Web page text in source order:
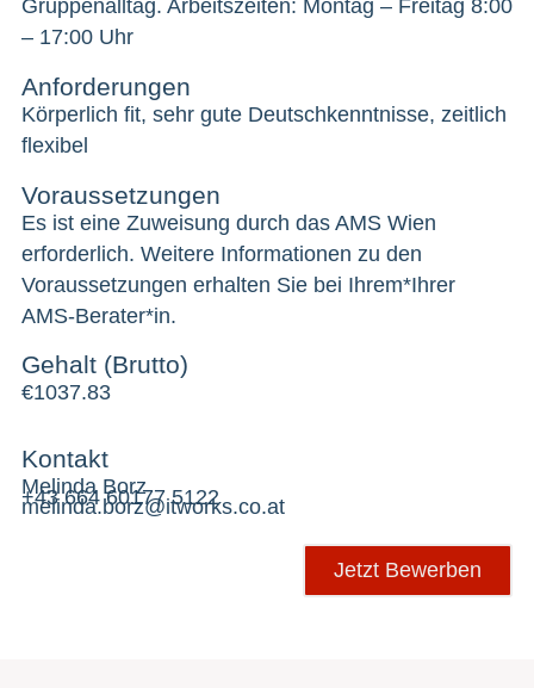
Gruppenalltag. Arbeitszeiten: Montag – Freitag 8:00
– 17:00 Uhr
Anforderungen
Körperlich fit, sehr gute Deutschkenntnisse, zeitlich
flexibel
Voraussetzungen
Es ist eine Zuweisung durch das AMS Wien
erforderlich. Weitere Informationen zu den
Voraussetzungen erhalten Sie bei Ihrem*Ihrer
AMS-Berater*in.
Gehalt (Brutto)
€1037.83
Kontakt
Melinda Borz
+43 664 60177 5122
melinda.borz@itworks.co.at
Jetzt Bewerben